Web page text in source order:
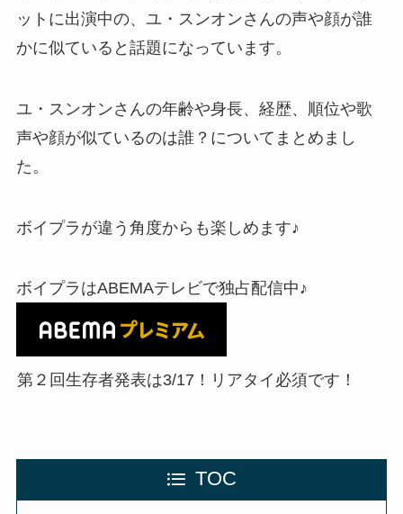
ットに出演中の、ユ・スンオンさんの声や顔が誰
かに似ていると話題になっています。
ユ・スンオンさんの年齢や身長、経歴、順位や歌
声や顔が似ているのは誰？についてまとめまし
た。
ボイプラが違う角度からも楽しめます♪
ボイプラはABEMAテレビで独占配信中♪
第２回生存者発表は3/17！リアタイ必須です！
TOC